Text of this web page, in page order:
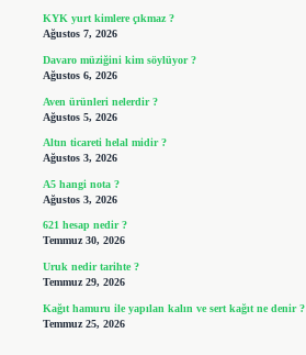
KYK yurt kimlere çıkmaz ?
Ağustos 7, 2026
Davaro müziğini kim söylüyor ?
Ağustos 6, 2026
Aven ürünleri nelerdir ?
Ağustos 5, 2026
Altın ticareti helal midir ?
Ağustos 3, 2026
A5 hangi nota ?
Ağustos 3, 2026
621 hesap nedir ?
Temmuz 30, 2026
Uruk nedir tarihte ?
Temmuz 29, 2026
Kağıt hamuru ile yapılan kalın ve sert kağıt ne denir ?
Temmuz 25, 2026